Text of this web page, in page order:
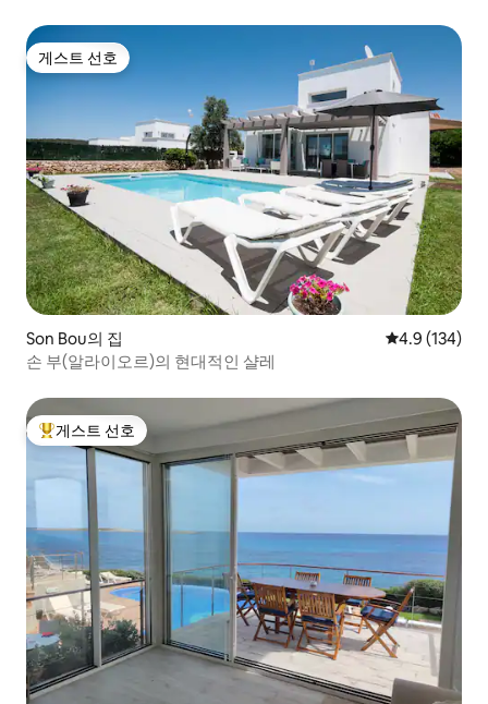
게스트 선호
게스트 선호
Son Bou의 집 평점 4.9점(5
4.9 (134)
손 부(알라이오르)의 현대적인 샬레
상위 게스트 선호
게스트 선호